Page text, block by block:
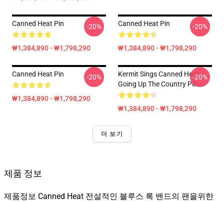
Canned Heat Pin
₩1,384,890 - ₩1,798,290
-20% Canned Heat Pin
₩1,384,890 - ₩1,798,290
-20%
Canned Heat Pin
₩1,384,890 - ₩1,798,290
-20%
Kermit Sings Canned Heat
Going Up The Country Pin
₩1,384,890 - ₩1,798,290
-20%
더 보기
제품 정보
제품정보 Canned Heat 전설적인 블루스 록 밴드의 팬을위한